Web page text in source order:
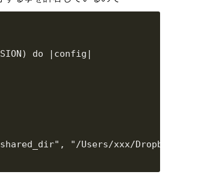
do |config|
"/Users/xxx/Dropbox/